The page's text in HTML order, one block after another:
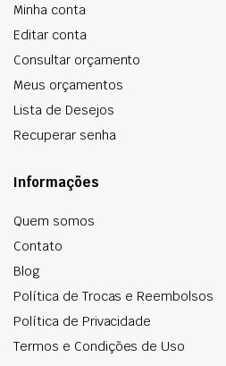
Minha conta
Editar conta
Consultar orçamento
Meus orçamentos
Lista de Desejos
Recuperar senha
Informações
Quem somos
Contato
Blog
Política de Trocas e Reembolsos
Política de Privacidade
Termos e Condições de Uso